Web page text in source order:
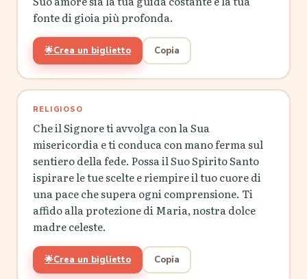
fonte di gioia più profonda.
🌟Crea un biglietto Copia
RELIGIOSO
Che il Signore ti avvolga con la Sua
misericordia e ti conduca con mano ferma sul
sentiero della fede. Possa il Suo Spirito Santo
ispirare le tue scelte e riempire il tuo cuore di
una pace che supera ogni comprensione. Ti
affido alla protezione di Maria, nostra dolce
madre celeste.
🌟Crea un biglietto Copia